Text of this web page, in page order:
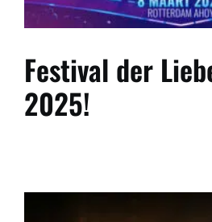
Festival der
2025!